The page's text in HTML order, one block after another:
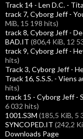
Track 14 - Len D.C. -
track 7, Cyborg Jeff -
MiB, 15 198 hits)
track 8, Cyborg Jeff -
BAD.IT (806,4 KiB, 12
track 9, Cyborg Jeff -
hits)
Track 3, Cyborg Jeff -
Track 16, S.S.S. - Viens
hits)
track 15 - Cyborg Jeff -
6 032 hits)
1001.S3M (185,5 KiB, 5
SYNCOPED.IT (242,2
Downloads Page